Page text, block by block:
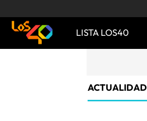
LISTA LOS40
ACTUALIDAD